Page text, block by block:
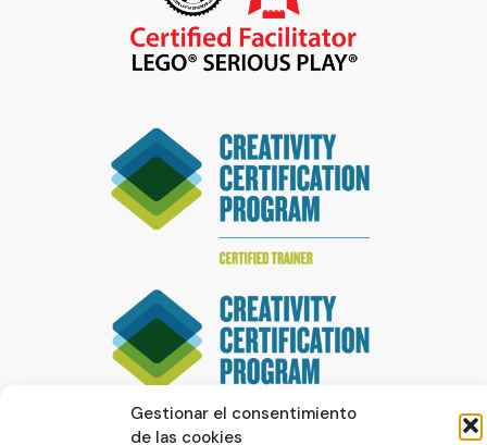
Gestionar el consentimiento
de las cookies